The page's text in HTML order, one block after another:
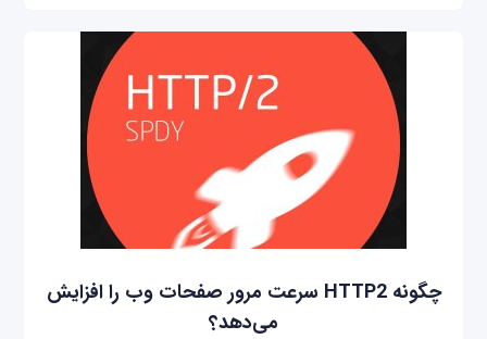
چگونه HTTP2 سرعت مرور صفحات وب را افزایش
می‌دهد؟